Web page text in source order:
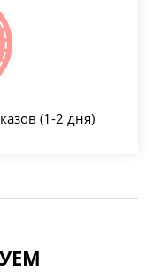
(1-2 дня)